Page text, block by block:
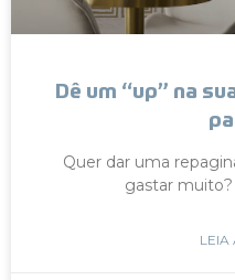
Dê um “up” na
Quer dar uma
gastar
LEIA